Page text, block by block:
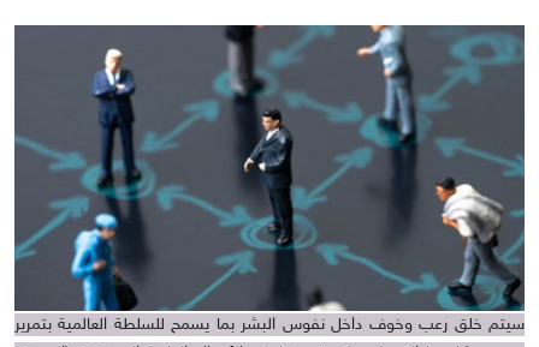
سيتم خلق رعب وخوف داخل نفوس البشر بما يسمح للسلطة العالمية بتمرير